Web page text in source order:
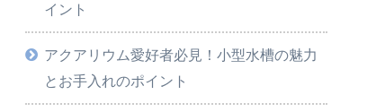
イント
アクアリウム愛好者必見！小型水槽の魅力
とお手入れのポイント